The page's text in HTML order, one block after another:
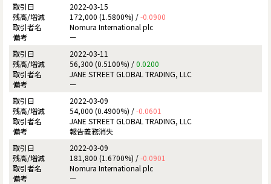
2022-03-15
172,000 (1.5800%) /-0.0900
Nomura International plc
ー
2022-03-11
56,300 (0.5100%) /0.0200
JANE STREET GLOBAL TRADING, LLC
ー
2022-03-09
54,000 (0.4900%) /-0.0601
JANE STREET GLOBAL TRADING, LLC
報告義務消失
2022-03-09
181,800 (1.6700%) /-0.0901
Nomura International plc
ー